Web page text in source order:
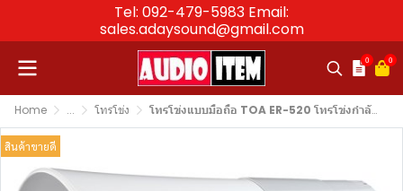
Tel: 092-479-5983 Email:
sales.adaysound@gmail.com
0 0
Home ... โทรโข่ง โทรโข่งแบบมือถือ TOA ER-520 โทรโข่งกำลังขับ 6 วัตต์
สินค้าขายดี